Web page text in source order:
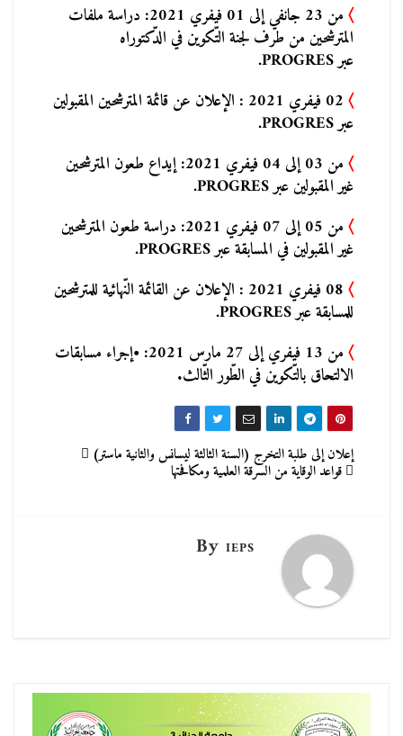
〉
من 23 جانفي إلى 01 فيفري 2021: دراسة ملفات
المترشحين من طرف لجنة التّكوين في الدّكتوراه
عبر PROGRES.
〉
02 فيفري 2021 : الإعلان عن قائمة المترشحين المقبولين
عبر PROGRES.
〉
من 03 إلى 04 فيفري 2021: إيداع طعون المترشحين
غير المقبولين عبر PROGRES.
〉
من 05 إلى 07 فيفري 2021: دراسة طعون المترشحين
غير المقبولين في المسابقة عبر PROGRES.
〉
08 فيفري 2021 : الإعلان عن القائمة النّهائية للمترشحين
للمسابقة عبر PROGRES.
〉
من 13 فيفري إلى 27 مارس 2021: •إجراء مسابقات
الالتحاق بالتّكوين في الطّور الثّالث.
تصفّح
المقالات
إعلان إلى طلبة التخرج (السنة الثالثة ليسانس والثانية ماستر)
قواعد الوقاية من السرقة العلمية ومكافحتها
By IEPS